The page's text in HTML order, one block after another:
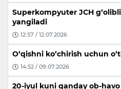
Superkompyuter JCH
yangiladi
12:57 / 12.07.2026
O‘qishni ko‘chirish uchun
14:52 / 09.07.2026
20-iyul kuni qanday ob-